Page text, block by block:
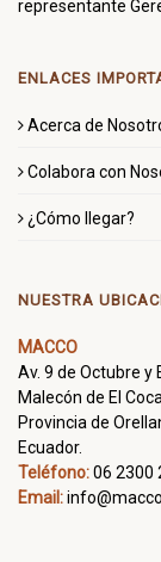
representante
ENLACES
Acerca de
Colabora con
¿Cómo llegar?
NUESTRA
MACCO
Av. 9 de Octubre y
Malecón de El Coca.
Provincia de
Ecuador.
Teléfono:06 2300
Email: